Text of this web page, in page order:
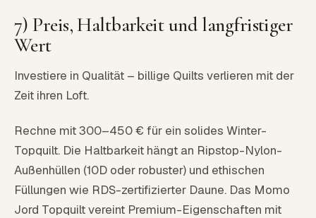
7) Preis, Haltbarkeit und langfristiger
Wert
Investiere in Qualität – billige Quilts verlieren mit der
Zeit ihren Loft.
Rechne mit 300–450 € für ein solides Winter-
Topquilt. Die Haltbarkeit hängt an Ripstop-Nylon-
Außenhüllen (10D oder robuster) und ethischen
Füllungen wie RDS-zertifizierter Daune. Das Momo
Jord Topquilt vereint Premium-Eigenschaften mit